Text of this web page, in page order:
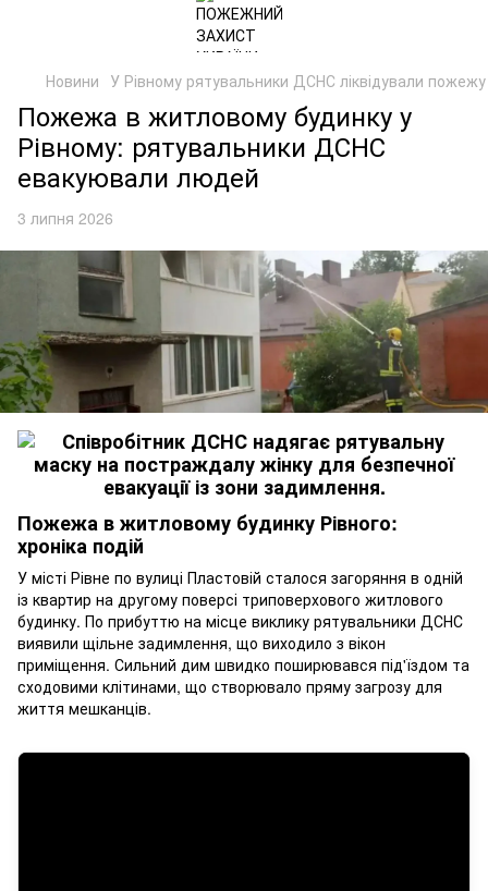
Новини У Рівному рятувальники ДСНС ліквідували
Пожежа в житловому будинку у
Рівному: рятувальники ДСНС
евакуювали людей
3 липня 2026
Пожежа в житловому будинку Рівного:
хроніка подій
У місті Рівне по вулиці Пластовій сталося загоряння в одній
із квартир на другому поверсі триповерхового житлового
будинку. По прибуттю на місце виклику рятувальники ДСНС
виявили щільне задимлення, що виходило з вікон
приміщення. Сильний дим швидко поширювався під'їздом та
сходовими клітинами, що створювало пряму загрозу для
життя мешканців.